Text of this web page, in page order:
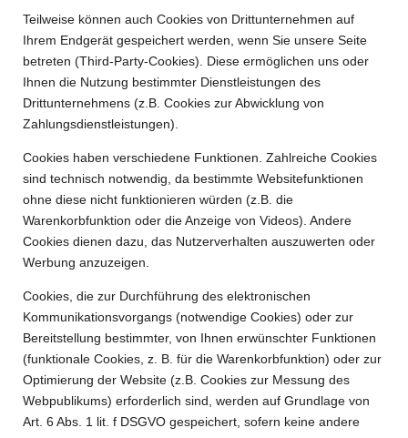
Teilweise können auch Cookies von Drittunternehmen auf
Ihrem Endgerät gespeichert werden, wenn Sie unsere Seite
betreten (Third-Party-Cookies). Diese ermöglichen uns oder
Ihnen die Nutzung bestimmter Dienstleistungen des
Drittunternehmens (z.B. Cookies zur Abwicklung von
Zahlungsdienstleistungen).
Cookies haben verschiedene Funktionen. Zahlreiche Cookies
sind technisch notwendig, da bestimmte Websitefunktionen
ohne diese nicht funktionieren würden (z.B. die
Warenkorbfunktion oder die Anzeige von Videos). Andere
Cookies dienen dazu, das Nutzerverhalten auszuwerten oder
Werbung anzuzeigen.
Cookies, die zur Durchführung des elektronischen
Kommunikationsvorgangs (notwendige Cookies) oder zur
Bereitstellung bestimmter, von Ihnen erwünschter Funktionen
(funktionale Cookies, z. B. für die Warenkorbfunktion) oder zur
Optimierung der Website (z.B. Cookies zur Messung des
Webpublikums) erforderlich sind, werden auf Grundlage von
Art. 6 Abs. 1 lit. f DSGVO gespeichert, sofern keine andere